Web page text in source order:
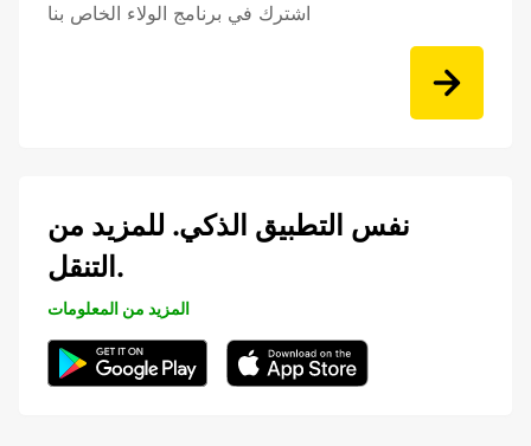
اشترك في برنامج الولاء الخاص بنا
نفس التطبيق الذكي. للمزيد من
التنقل.
المزيد من المعلومات